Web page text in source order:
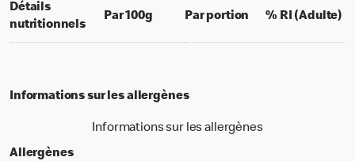
Détails
nutritionnels
Par 100gper 100 grams
Par portion per portion
% RI (Adulte)
Informations sur les allergènes
Informations sur les allergènes
Allergènes